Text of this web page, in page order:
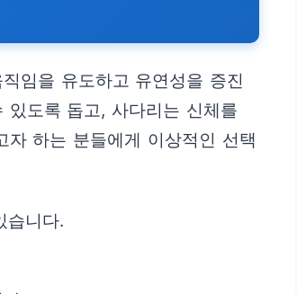
임을 유도하고 유연성을 증진
도록 돕고, 사다리는 신체를
하는 분들에게 이상적인 선택
습니다.